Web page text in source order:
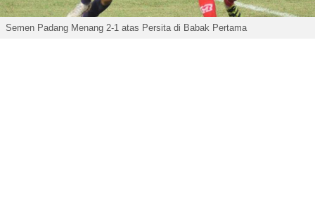
Semen Padang Menang 2-1 atas Persita di Babak Pertama